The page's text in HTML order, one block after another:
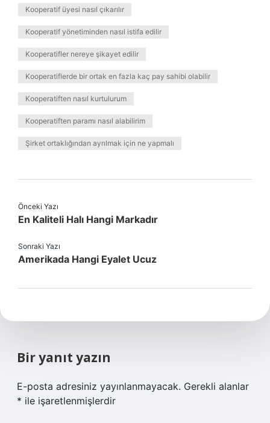
Kooperatif üyesi nasıl çıkarılır
Kooperatif yönetiminden nasıl istifa edilir
Kooperatifler nereye şikayet edilir
Kooperatiflerde bir ortak en fazla kaç pay sahibi olabilir
Kooperatiften nasıl kurtulurum
Kooperatiften paramı nasıl alabilirim
Şirket ortaklığından ayrılmak için ne yapmalı
Önceki Yazı
En Kaliteli Halı Hangi Markadır
Sonraki Yazı
Amerikada Hangi Eyalet Ucuz
Bir yanıt yazın
E-posta adresiniz yayınlanmayacak. Gerekli alanlar
* ile işaretlenmişlerdir